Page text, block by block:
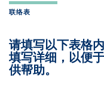
联络表
请填写以下表格
填写详细，以便
供帮助。